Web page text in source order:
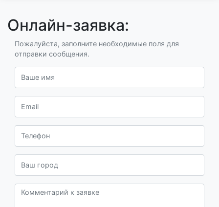
Онлайн-заявка:
Пожалуйста, заполните необходимые поля для
отправки сообщения.